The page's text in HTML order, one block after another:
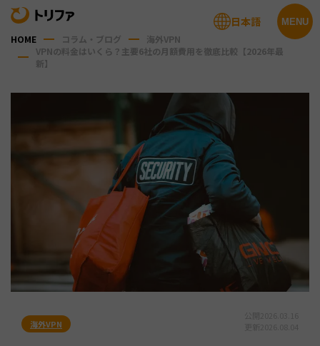
MENU
日本語
HOME コラム・ブログ
海外VPN
VPNの料金はいくら？主要6社の月額費用を徹底比較【2026年最
新】
海外VPN